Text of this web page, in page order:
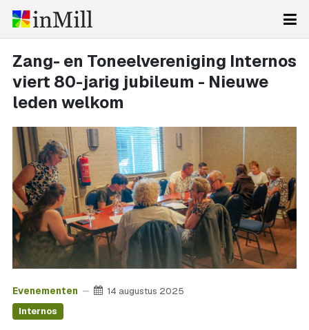
Zang- en Toneelvereniging Internos
viert 80-jarig jubileum - Nieuwe
leden welkom
Evenementen 14 augustus 2025
Internos